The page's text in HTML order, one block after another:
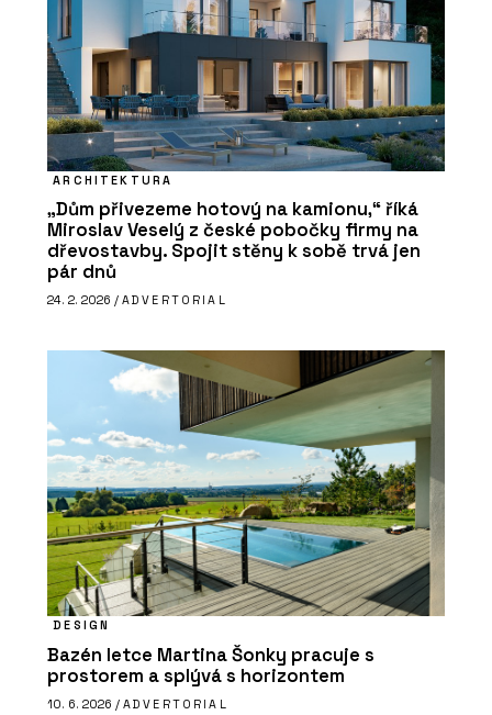
ARCHITEKTURA
„Dům přivezeme hotový na kamionu,“ říká
Miroslav Veselý z české pobočky firmy na
dřevostavby. Spojit stěny k sobě trvá jen
pár dnů
24. 2. 2026 / ADVERTORIAL
DESIGN
Bazén letce Martina Šonky pracuje s
prostorem a splývá s horizontem
10. 6. 2026 / ADVERTORIAL